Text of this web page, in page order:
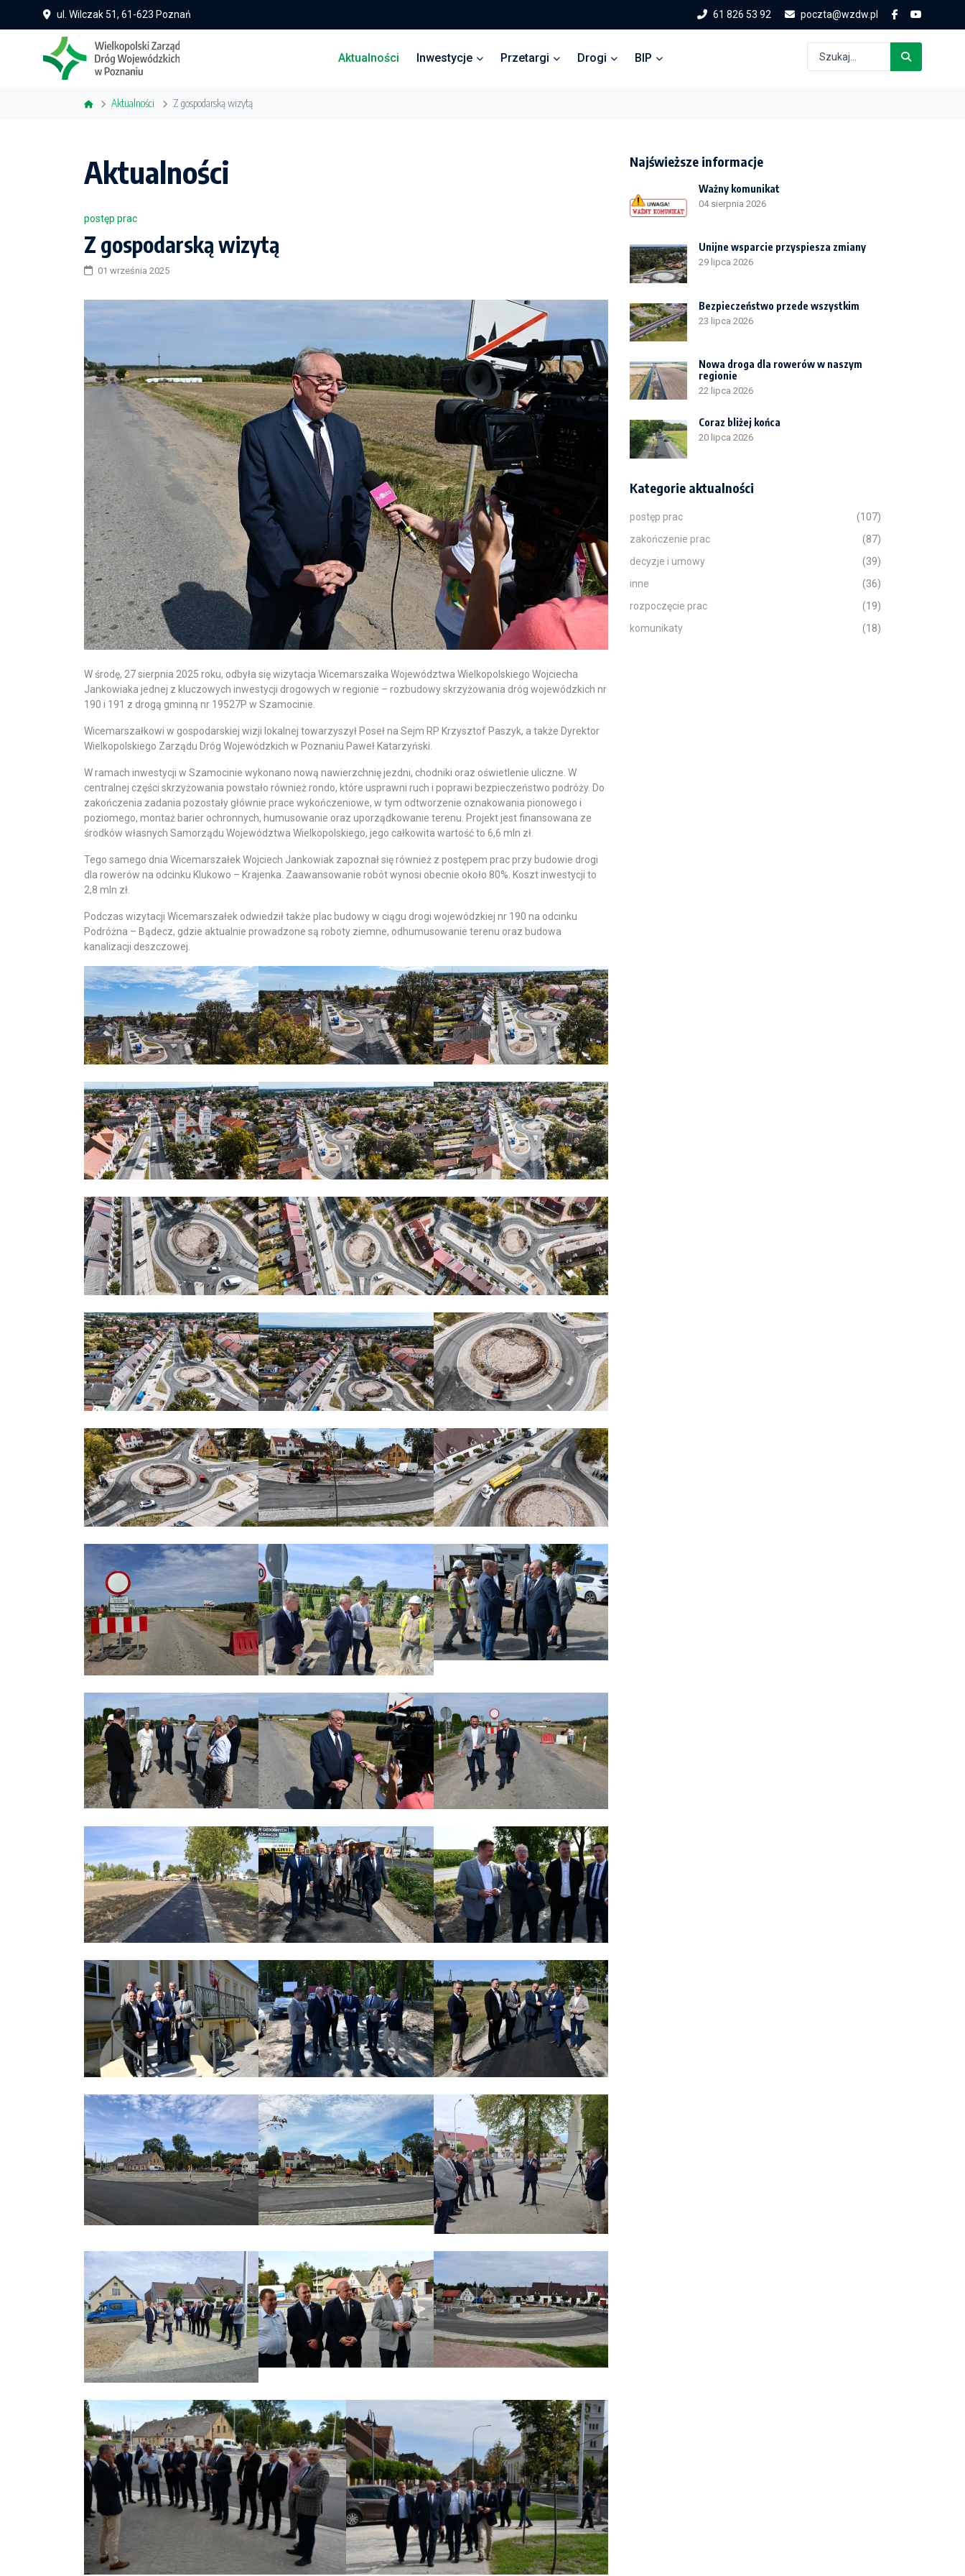
ul. Wilczak 51, 61-623 Poznań 61 826 53 92 poczta@wzdw.pl
Aktualności Inwestycje Przetargi Drogi BIP
Aktualności Z gospodarską wizytą
Aktualności
postęp prac
Z gospodarską wizytą
01 września 2025
W środę, 27 sierpnia 2025 roku, odbyła się wizytacja Wicemarszałka Województwa Wielkopolskiego Wojciecha
Jankowiaka jednej z kluczowych inwestycji drogowych w regionie – rozbudowy skrzyżowania dróg wojewódzkich nr
190 i 191 z drogą gminną nr 19527P w Szamocinie.
Wicemarszałkowi w gospodarskiej wizji lokalnej towarzyszył Poseł na Sejm RP Krzysztof Paszyk, a także Dyrektor
Wielkopolskiego Zarządu Dróg Wojewódzkich w Poznaniu Paweł Katarzyński.
W ramach inwestycji w Szamocinie wykonano nową nawierzchnię jezdni, chodniki oraz oświetlenie uliczne. W
centralnej części skrzyżowania powstało również rondo, które usprawni ruch i poprawi bezpieczeństwo podróży. Do
zakończenia zadania pozostały głównie prace wykończeniowe, w tym odtworzenie oznakowania pionowego i
poziomego, montaż barier ochronnych, humusowanie oraz uporządkowanie terenu. Projekt jest finansowana ze
środków własnych Samorządu Województwa Wielkopolskiego, jego całkowita wartość to 6,6 mln zł.
Tego samego dnia Wicemarszałek Wojciech Jankowiak zapoznał się również z postępem prac przy budowie drogi
dla rowerów na odcinku Klukowo – Krajenka. Zaawansowanie robót wynosi obecnie około 80%. Koszt inwestycji to
2,8 mln zł.
Podczas wizytacji Wicemarszałek odwiedził także plac budowy w ciągu drogi wojewódzkiej nr 190 na odcinku
Podróżna – Bądecz, gdzie aktualnie prowadzone są roboty ziemne, odhumusowanie terenu oraz budowa
kanalizacji deszczowej.
Najświeższe informacje
Ważny komunikat
04 sierpnia 2026
Unijne wsparcie przyspiesza zmiany
29 lipca 2026
Bezpieczeństwo przede wszystkim
23 lipca 2026
Nowa droga dla rowerów w naszym
regionie
22 lipca 2026
Coraz bliżej końca
20 lipca 2026
Kategorie aktualności
postęp prac
(107)
zakończenie prac
(87)
decyzje i umowy
(39)
inne
(36)
rozpoczęcie prac
(19)
komunikaty
(18)